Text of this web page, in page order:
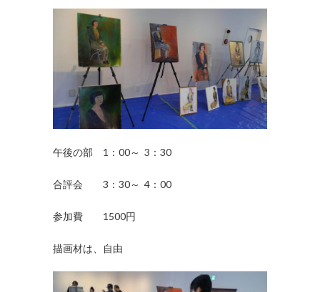
午後の部 1：00～ 3：30
合評会 3：30～ 4：00
参加費 1500円
描画材は、自由